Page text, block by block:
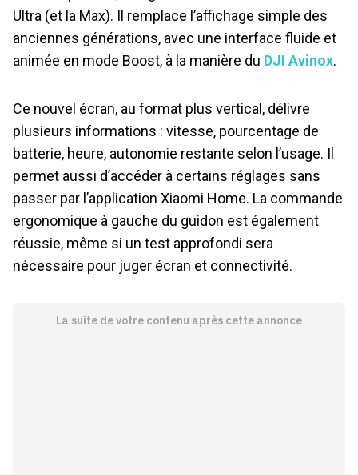
Ultra (et la Max). Il remplace l’affichage simple des
anciennes générations, avec une interface fluide et
animée en mode Boost, à la manière du DJI Avinox
Ce nouvel écran, au format plus vertical, délivre
plusieurs informations : vitesse, pourcentage de
batterie, heure, autonomie restante selon l’usage. Il
permet aussi d’accéder à certains réglages sans
passer par l’application Xiaomi Home. La commande
ergonomique à gauche du guidon est également
réussie, même si un test approfondi sera
nécessaire pour juger écran et connectivité.
La suite de votre contenu après cette annonce